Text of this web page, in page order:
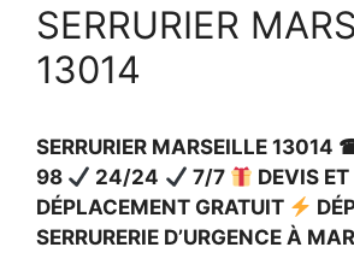
SERRURIER
13014
SERRURIER MARSEILLE
98
24/24 7/7
DEVIS ET
DÉPLACEMENT GRATUIT
SERRURERIE D’URGENCE À